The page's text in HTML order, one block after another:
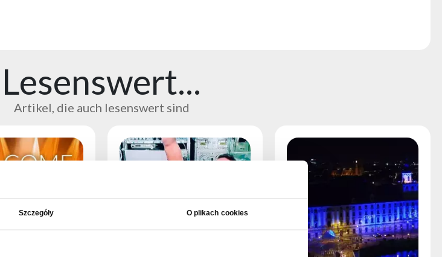
Szczegóły O plikach cookies
Lesenswert...
Artikel, die auch lesenswert sind